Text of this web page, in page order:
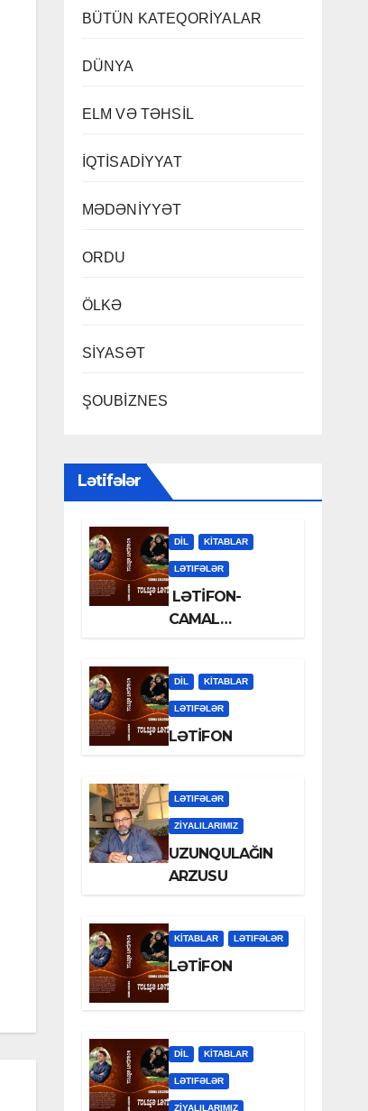
BÜTÜN KATEQORİYALAR
DÜNYA
ELM VƏ TƏHSİL
İQTİSADİYYAT
MƏDƏNİYYƏT
ORDU
ÖLKƏ
SİYASƏT
ŞOUBİZNES
Lətifələr
DİL KİTABLAR
LƏTIFƏLƏR
LƏTİFON-
CAMAL
DİL KİTABLAR
LƏTIFƏLƏR
LƏTİFON
LƏTIFƏLƏR
ZİYALILARIMIZ
UZUNQULAĞIN
ARZUSU
KİTABLAR LƏTIFƏLƏR
LƏTİFON
DİL KİTABLAR
LƏTIFƏLƏR
ZİYALILARIMIZ